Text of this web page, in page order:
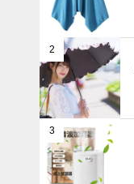
【2025年最
新版】24時
間以上使える
大容量ハンデ
ィファンおす
すめ7選
UV・雨対策
ビジネスやア
ウトドアでも
2
3